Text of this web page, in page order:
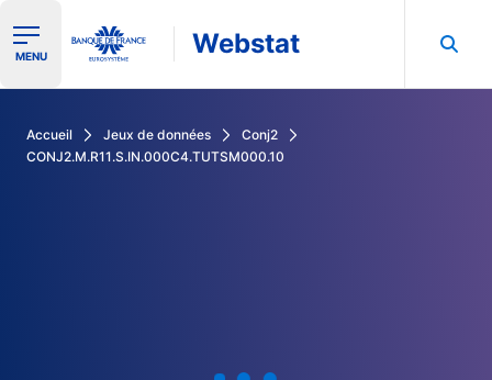
Ouvrir le menu de navigation
MENU Webstat
Accueil Jeux de données
Conj2
CONJ2.M.R11.S.IN.000C4.TUTSM000.10